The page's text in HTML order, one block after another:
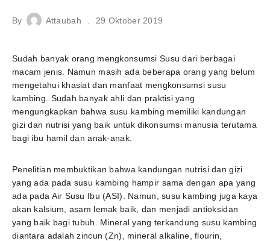
By Attaubah 29 Oktober 2019
Sudah banyak orang mengkonsumsi Susu dari berbagai
macam jenis. Namun masih ada beberapa orang yang belum
mengetahui khasiat dan manfaat mengkonsumsi susu
kambing. Sudah banyak ahli dan praktisi yang
mengungkapkan bahwa susu kambing memiliki kandungan
gizi dan nutrisi yang baik untuk dikonsumsi manusia terutama
bagi ibu hamil dan anak-anak.
Penelitian membuktikan bahwa kandungan nutrisi dan gizi
yang ada pada susu kambing hampir sama dengan apa yang
ada pada Air Susu Ibu (ASI). Namun, susu kambing juga kaya
akan kalsium, asam lemak baik, dan menjadi antioksidan
yang baik bagi tubuh. Mineral yang terkandung susu kambing
diantara adalah zincun (Zn), mineral alkaline, flourin,